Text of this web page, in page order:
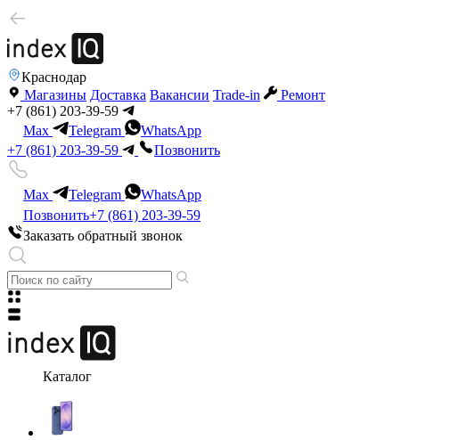
Краснодар
Магазины Доставка Вакансии Trade-in
Ремонт
+7 (861) 203-39-59
Max
Telegram
WhatsApp
+7 (861) 203-39-59
Позвонить
Max Telegram
WhatsApp
Позвонить+7 (861) 203-39-59
Заказать обратный звонок
Каталог